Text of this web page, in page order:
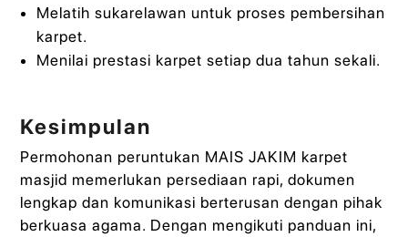
Melatih sukarelawan untuk proses pembersihan
karpet.
Menilai prestasi karpet setiap dua tahun sekali.
Kesimpulan
Permohonan peruntukan MAIS JAKIM karpet
masjid memerlukan persediaan rapi, dokumen
lengkap dan komunikasi berterusan dengan pihak
berkuasa agama. Dengan mengikuti panduan ini,